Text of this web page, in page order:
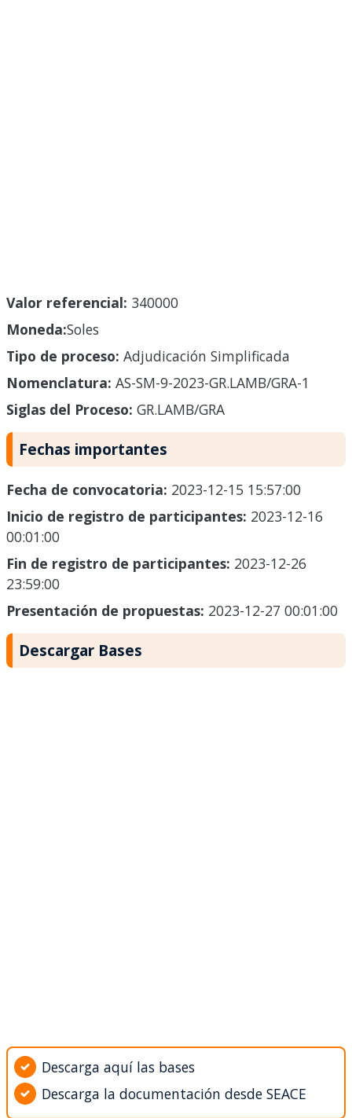
Valor referencial: 340000
Moneda:Soles
Tipo de proceso: Adjudicación Simplificada
Nomenclatura: AS-SM-9-2023-GR.LAMB/GRA-1
Siglas del Proceso: GR.LAMB/GRA
Fechas importantes
Fecha de convocatoria: 2023-12-15 15:57:00
Inicio de registro de participantes: 2023-12-16
00:01:00
Fin de registro de participantes: 2023-12-26
23:59:00
Presentación de propuestas: 2023-12-27 00:01:00
Descargar Bases
Descarga aquí las bases
Descarga la documentación desde SEACE